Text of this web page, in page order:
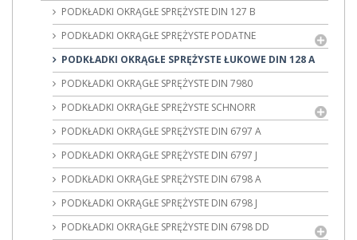
PODKŁADKI OKRĄGŁE SPRĘŻYSTE DIN 127 B
PODKŁADKI OKRĄGŁE SPRĘŻYSTE PODATNE
PODKŁADKI OKRĄGŁE SPRĘŻYSTE ŁUKOWE DIN 128 A
PODKŁADKI OKRĄGŁE SPRĘŻYSTE DIN 7980
PODKŁADKI OKRĄGŁE SPRĘŻYSTE SCHNORR
PODKŁADKI OKRĄGŁE SPRĘŻYSTE DIN 6797 A
PODKŁADKI OKRĄGŁE SPRĘŻYSTE DIN 6797 J
PODKŁADKI OKRĄGŁE SPRĘŻYSTE DIN 6798 A
PODKŁADKI OKRĄGŁE SPRĘŻYSTE DIN 6798 J
PODKŁADKI OKRĄGŁE SPRĘŻYSTE DIN 6798 DD